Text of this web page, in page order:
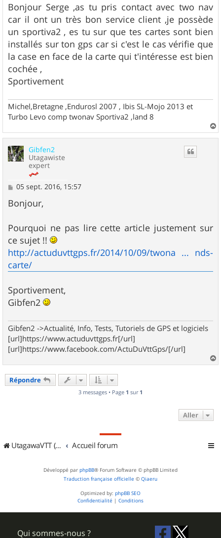
s
s
a
g
e
Bonjour Serge ,as tu pris contact avec two nav
car il ont un très bon service client ,je possède
un sportiva2 , es tu sur que tes cartes sont bien
installés sur ton gps car si c'est le cas vérifie que
la case en face de la carte qui t'intéresse est bien
cochée ,
Sportivement
Michel,Bretagne ,Endurosl 2007 , Ibis SL-Mojo 2013 et
Turbo Levo comp twonav Sportiva2 ,land 8
a
Gibfen2
Utagawiste
expert
M
s
s
g
e
05 sept. 2016, 15:57
Bonjour,
Pourquoi ne pas lire cette article justement sur
ce sujet !!
http://actuduvttgps.fr/2014/10/09/twona ... nds-
carte/
Sportivement,
Gibfen2
Gibfen2 ->Actualité, Info, Tests, Tutoriels de GPS et logiciels
[url]https://www.actuduvttgps.fr[/url]
[url]https://www.facebook.com/ActuDuVttGps/[/url]
a
Répondre
3 messages • Page 1 sur 1
Aller
UtagawaVTT (Randos VTT et VTTAE avec traces GPS) Accueil forum
Développé par phpBB® Forum Software © phpBB Limited
Traduction française officielle © Qiaeru
Optimized by: phpBB SEO
Confidentialité | Conditions
Qui sommes-nous ?